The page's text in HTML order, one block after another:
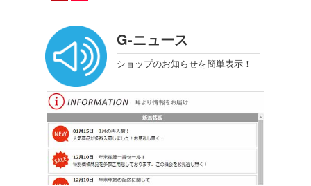
G-ニュース
ショップのお知らせを簡単表示！